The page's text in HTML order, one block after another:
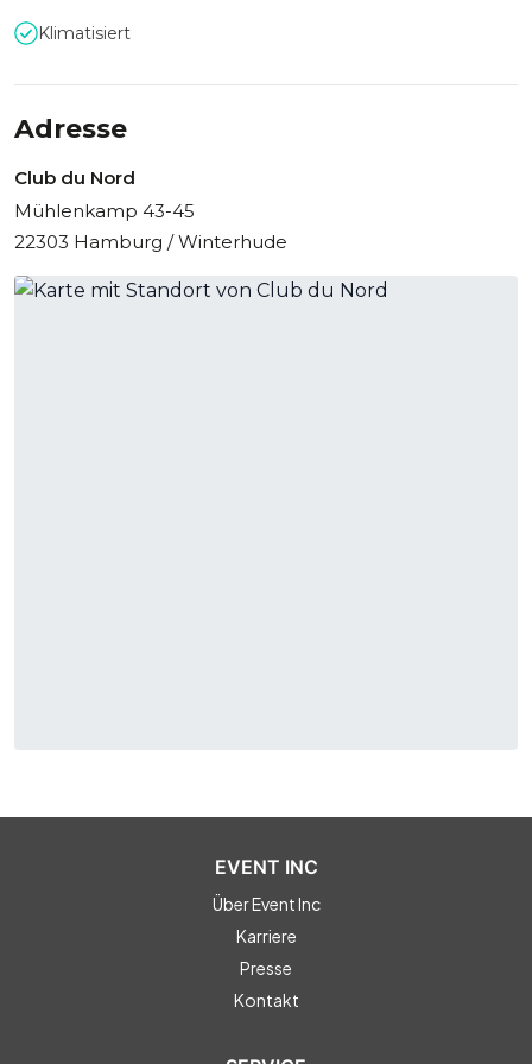
Klimatisiert
Adresse
Club du Nord
Mühlenkamp 43-45
22303 Hamburg / Winterhude
EVENT INC
Über Event Inc
Karriere
Presse
Kontakt